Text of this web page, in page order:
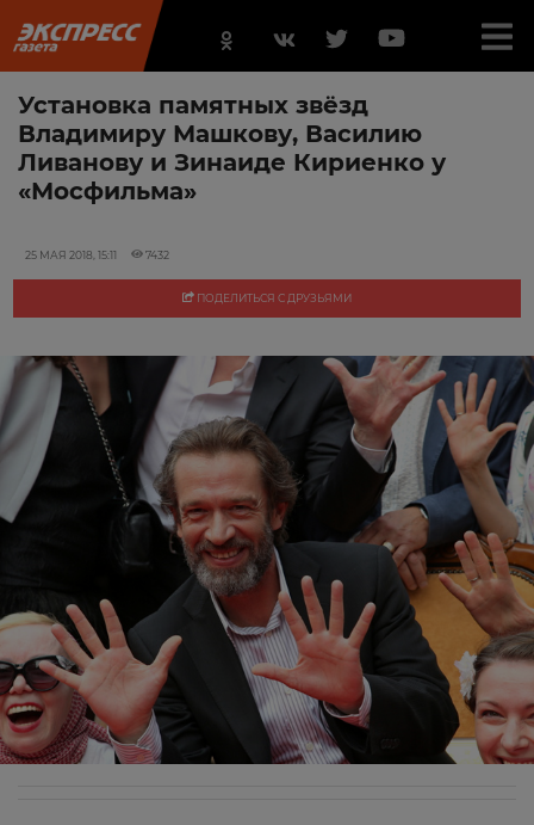
Установка памятных звёзд
Владимиру Машкову, Василию
Ливанову и Зинаиде Кириенко у
«Мосфильма»
25 МАЯ 2018, 15:11 7432
ПОДЕЛИТЬСЯ С ДРУЗЬЯМИ